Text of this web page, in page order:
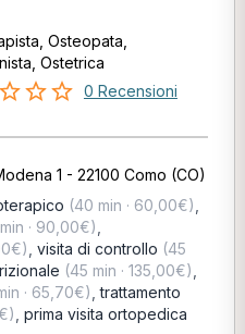
Osteopata,
Ostetrica
0 Recensioni
1 - 22100 Como (CO)
(40 min · 60,00€)
· 90,00€)
visita di controllo (45
(45 min · 135,00€)
· 65,70€) ,trattamento
prima visita ortopedica